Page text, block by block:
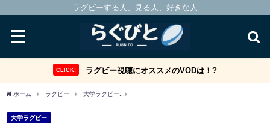
ラグビーする人、見る人、好きな人
CLICK! ラグビー視聴にオススメのVODは！?
ホーム ラグビー 大学ラグビー
大学ラグビー